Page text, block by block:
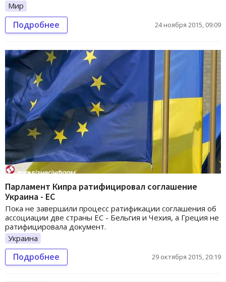
Мир
Подробнее 24 ноября 2015, 09:09
Парламент Кипра ратифицировал соглашение
Украина - ЕС
Пока не завершили процесс ратификации соглашения об
ассоциации две страны ЕС - Бельгия и Чехия, а Греция не
ратифицировала документ.
Украина
Подробнее 29 октября 2015, 20:19